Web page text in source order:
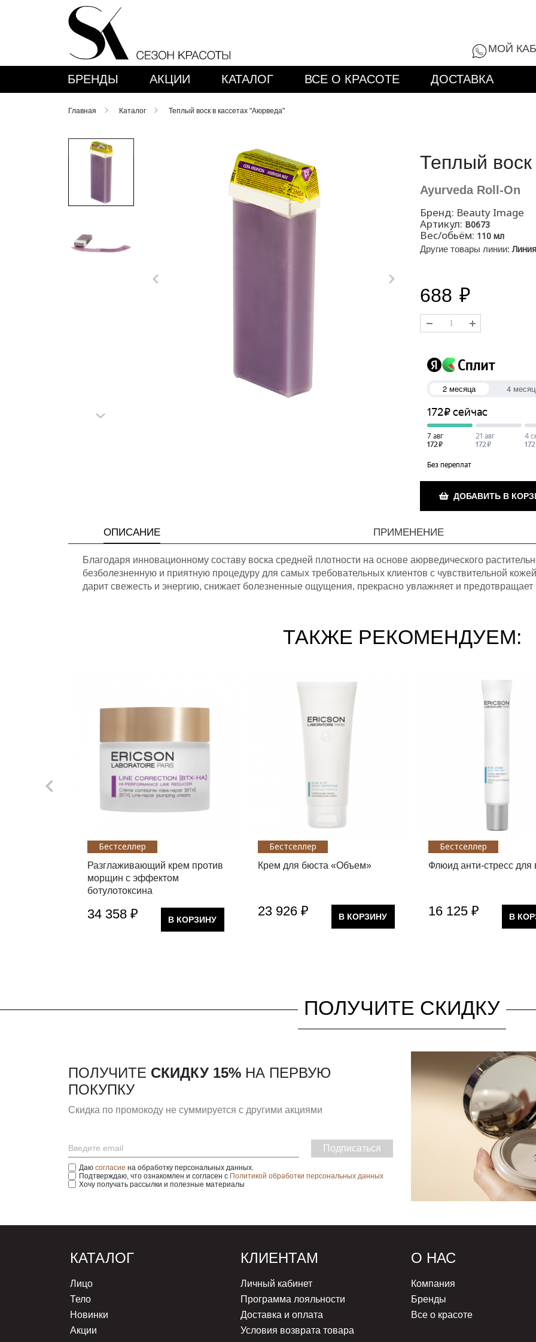
8 (800) 555-
МОЙ
БРЕНДЫ АКЦИИ КАТАЛОГ ВСЕ О КРАСОТЕ ДОСТАВКА
Главная Каталог Теплый воск в кассетах "Аюpведа"
Теплый
Ayurveda Roll-On
Бренд: Beauty Image
Артикул: B0673
Вес/обьём: 110 мл
Другие товары линии:
688 ₽
ДОБАВИТЬ В
ОПИСАНИЕ ПРИМЕНЕНИЕ
Благодаря инновационному составу воска средней плотности на основе аюрведического
безболезненную и приятную процедуру для самых требовательных клиентов с чувствительной
дарит свежесть и энергию, снижает болезненные ощущения, прекрасно увлажняет и предотвращает
ТАКЖЕ РЕКОМЕНДУЕМ:
Бестселлер
Разглаживающий крем против
морщин с эффектом
ботулотоксина
34 358 ₽ В КОРЗИНУ
Бестселлер
Крем для бюста «Объем»
23 926 ₽ В КОРЗИНУ
Бестселлер
Флюид анти-стресс для
16 125 ₽ В
ПОЛУЧИТЕ СКИДКУ
ПОЛУЧИТЕ СКИДКУ 15% НА ПЕРВУЮ
ПОКУПКУ
Скидка по промокоду не суммируется с другими акциями
Подписаться
Даю согласие на обработку персональных данных.
Подтверждаю, что ознакомлен и согласен с Политикой обработки персональных данных
Хочу получать рассылки и полезные материалы
КАТАЛОГ
Лицо
Тело
Новинки
Акции
КЛИЕНТАМ
Личный кабинет
Программа лояльности
Доставка и оплата
Условия возврата товара
О НАС
Компания
Бренды
Все о красоте